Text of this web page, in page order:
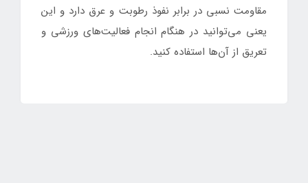
مقاومت نسبی در برابر نفوذ رطوبت و عرق دارد و این
یعنی می‌توانید در هنگام انجام فعالیت‌های ورزشی و
تعریق از آن‌ها استفاده کنید.